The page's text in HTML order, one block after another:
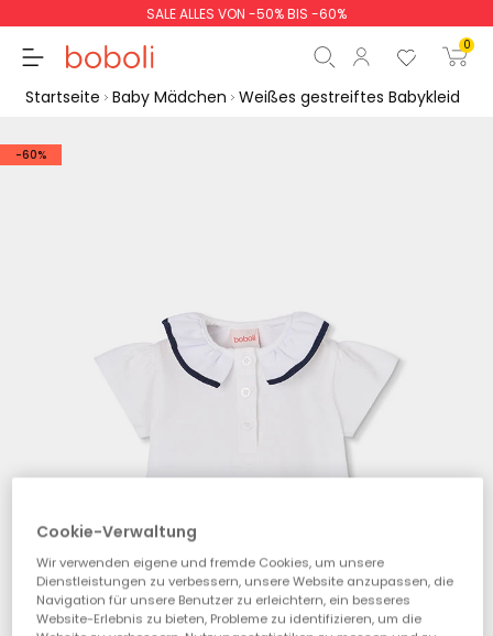
SALE ALLES VON -50% BIS -60%
0
Start der Bestellung
Startseite Baby Mädchen Weißes gestreiftes Babykleid
-60%
Cookie-Verwaltung
Wir verwenden eigene und fremde Cookies, um unsere
Dienstleistungen zu verbessern, unsere Website anzupassen, die
Navigation für unsere Benutzer zu erleichtern, ein besseres
Website-Erlebnis zu bieten, Probleme zu identifizieren, um die